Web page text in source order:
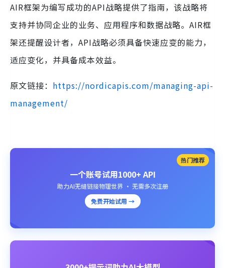
AIR框架为编写成功的API战略提供了指南，该战略将
支持并协同企业的业务、应用程序和数据战略。AIR框
架还提醒设计者，API战略必须具备快速应变的能力，
适应变化，并具备成本效益。
原文链接： https://nordicapis.com/managing-api-
management/
热门推荐
一个账号试用1000+ API
助力AI无缝链接物理世界 · 无需多次注册
免费开始试用 →